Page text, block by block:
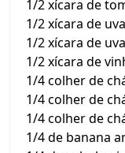
1/2 xícara de
1/2 xícara de
1/2 xícara de
1/2 xícara de
1/4 colher de
1/4 colher de
1/4 colher de
1/4 de banana